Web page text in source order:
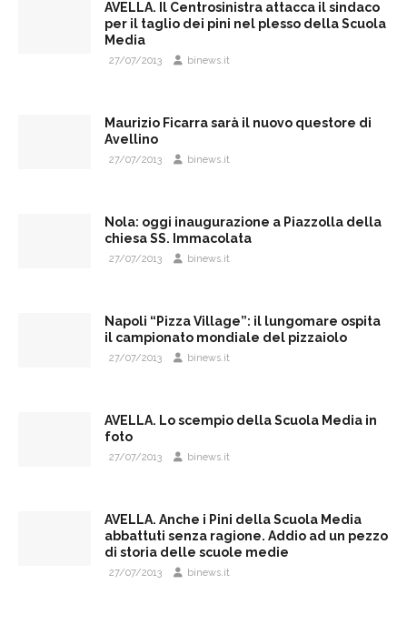
AVELLA. Il Centrosinistra attacca il sindaco
per il taglio dei pini nel plesso della Scuola
Media
27/07/2013 binews.it
Maurizio Ficarra sarà il nuovo questore di
Avellino
27/07/2013 binews.it
Nola: oggi inaugurazione a Piazzolla della
chiesa SS. Immacolata
27/07/2013 binews.it
Napoli “Pizza Village”: il lungomare ospita
il campionato mondiale del pizzaiolo
27/07/2013 binews.it
AVELLA. Lo scempio della Scuola Media in
foto
27/07/2013 binews.it
AVELLA. Anche i Pini della Scuola Media
abbattuti senza ragione. Addio ad un pezzo
di storia delle scuole medie
27/07/2013 binews.it